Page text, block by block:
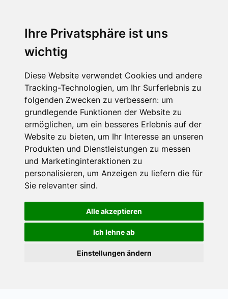
Ihre Privatsphäre ist uns
wichtig
Diese Website verwendet Cookies und andere
Tracking-Technologien, um Ihr Surferlebnis zu
folgenden Zwecken zu verbessern: um
grundlegende Funktionen der Website zu
ermöglichen, um ein besseres Erlebnis auf der
Website zu bieten, um Ihr Interesse an unseren
Produkten und Dienstleistungen zu messen
und Marketinginteraktionen zu
personalisieren, um Anzeigen zu liefern die für
Sie relevanter sind.
Alle akzeptieren
Ich lehne ab
Einstellungen ändern